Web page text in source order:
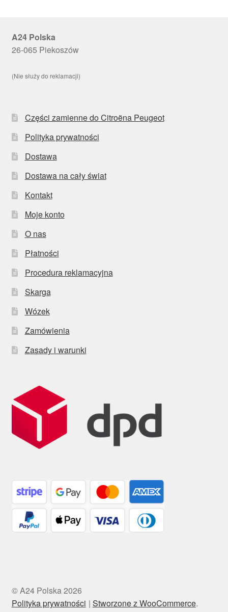
A24 Polska
26-065 Piekoszów
(Nie służy do reklamacji)
Części zamienne do Citroëna Peugeot
Polityka prywatności
Dostawa
Dostawa na cały świat
Kontakt
Moje konto
O nas
Płatności
Procedura reklamacyjna
Skarga
Wózek
Zamówienia
Zasady i warunki
© A24 Polska 2026
Polityka prywatności
Stworzone z WooCommerce.